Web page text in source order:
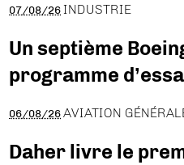
07/08/26 INDUSTRIE
Un septième
programme
06/08/26 AVIATION
Daher livre le